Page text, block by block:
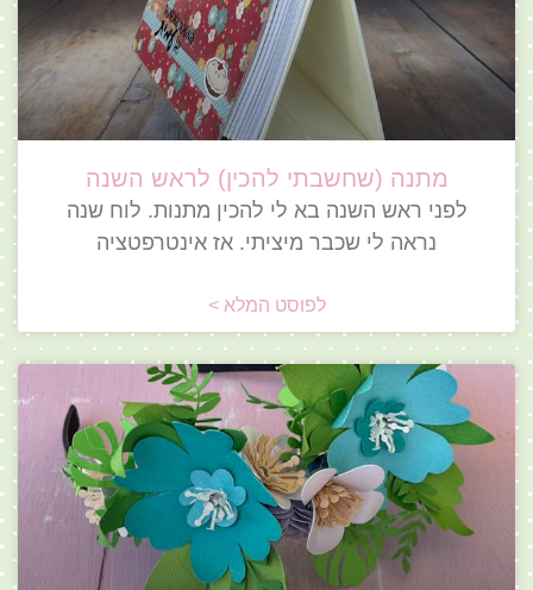
מתנה (שחשבתי להכין) לראש השנה
לפני ראש השנה בא לי להכין מתנות. לוח שנה
נראה לי שכבר מיציתי. אז אינטרפטציה
לפוסט המלא >